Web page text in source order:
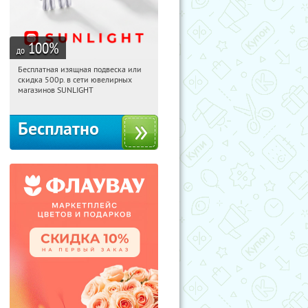
до 100%
15:55:36 Получили:
Россия
Бесплатная изящная подвеска или
скидка 500р. в сети ювелирных
магазинов SUNLIGHT
Бесплатно